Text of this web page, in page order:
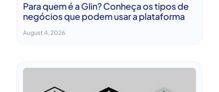
Para quem é a Glin? Conheça os tipos de
negócios que podem usar a plataforma
August 4, 2026